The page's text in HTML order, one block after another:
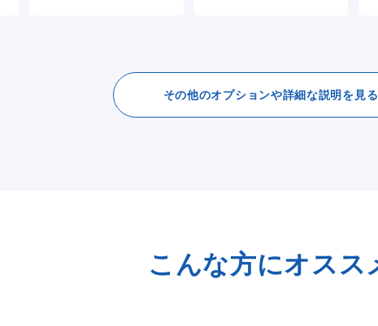
その他のオプションや詳細な説明を見る
こんな方にオスス